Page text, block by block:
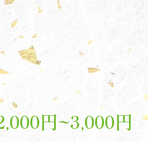
円~3,000円